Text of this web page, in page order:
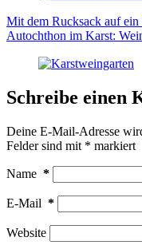
Mit dem Rucksack auf ein
Autochthon im Karst:
Schreibe einen
Deine E-Mail-Adresse
Felder sind mit * markiert
Name *
E-Mail *
Website